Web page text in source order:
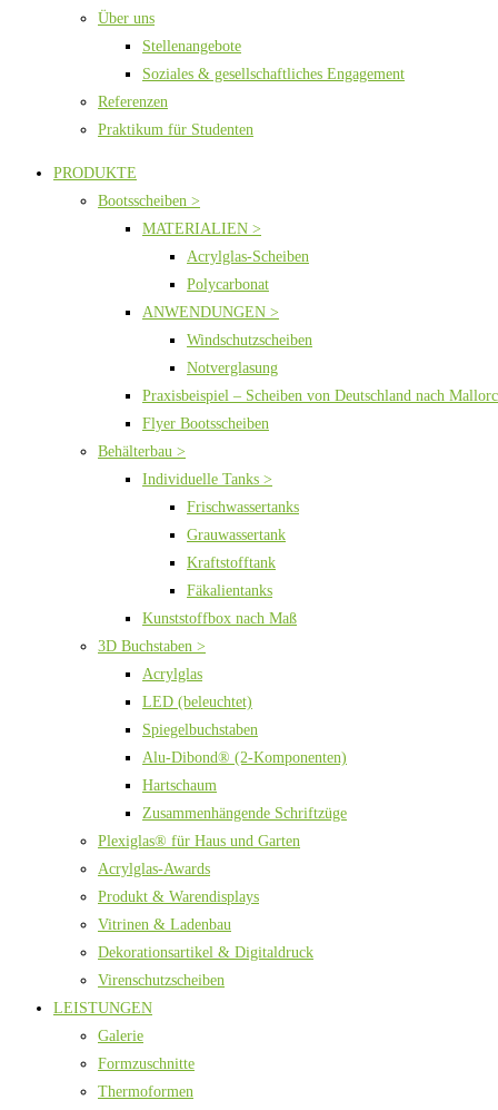
Über uns
Stellenangebote
Soziales & gesellschaftliches Engagement
Referenzen
Praktikum für Studenten
PRODUKTE
Bootsscheiben >
MATERIALIEN >
Acrylglas-Scheiben
Polycarbonat
ANWENDUNGEN >
Windschutzscheiben
Notverglasung
Praxisbeispiel – Scheiben von Deutschland nach
Flyer Bootsscheiben
Behälterbau >
Individuelle Tanks >
Frischwassertanks
Grauwassertank
Kraftstofftank
Fäkalientanks
Kunststoffbox nach Maß
3D Buchstaben >
Acrylglas
LED (beleuchtet)
Spiegelbuchstaben
Alu-Dibond® (2-Komponenten)
Hartschaum
Zusammenhängende Schriftzüge
Plexiglas® für Haus und Garten
Acrylglas-Awards
Produkt & Warendisplays
Vitrinen & Ladenbau
Dekorationsartikel & Digitaldruck
Virenschutzscheiben
LEISTUNGEN
Galerie
Formzuschnitte
Thermoformen